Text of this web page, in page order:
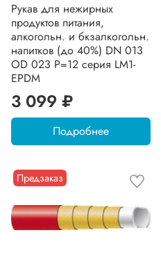
Рукав для нежирных
продуктов питания,
алкогольн. и бкзалкогольн.
напитков (до 40%) DN 013
OD 023 Р=12 серия LM1-
EPDM
3 099 ₽
Подробнее
Предзаказ